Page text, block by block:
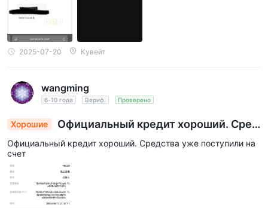
2025-07-20 Кувейт
wangming
6-10 года Вериф. Проверено
Хорошие
Официальный кредит хороший. Сред
ства уже поступили на счет
Официальный кредит хороший. Средства уже поступили на
счет